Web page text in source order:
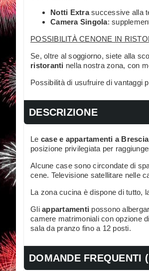
Notti Extrasuccessive alla
Camera Singola:
POSSIBILITÀ CENONE IN
Se, oltre al soggiorno, siete alla
ristoranti nella nostra zona, con
Possibilità di usufruire di vantaggi
DESCRIZIONE
Le case e appartamenti a Brescia
posizione privilegiata per
Alcune case sono circondate di
cene. Televisione satellitare nelle
La zona cucina è dispone di tutto,
Gli appartamenti possono
camere matrimoniali con opzione
sala da pranzo fino a 12 posti.
DOMANDE FREQUENTI